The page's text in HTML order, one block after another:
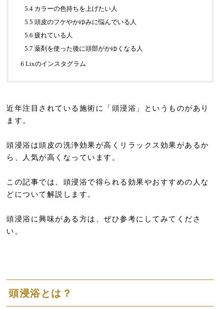
5.4 カラーの色持ちを上げたい人
5.5 頭皮のフケやかゆみに悩んでいる人
5.6 疲れている人
5.7 薬剤を使った後に頭部がかゆくなる人
6 Lixのインスタグラム
近年注目されている施術に「頭浸浴」というものがあり
ます。
頭浸浴は頭皮の洗浄効果が高くリラックス効果があるか
ら、人気が高くなっています。
この記事では、頭浸浴で得られる効果やおすすめの人な
どについて解説します。
頭浸浴に興味がある方は、ぜひ参考にしてみてくださ
い。
頭浸浴とは？